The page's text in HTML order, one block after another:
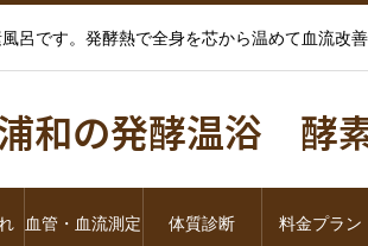
呂です。発酵熱で全身を芯から温めて血流改
和の発酵温浴 酵
血管・血流測定 体質診断 料金プラン